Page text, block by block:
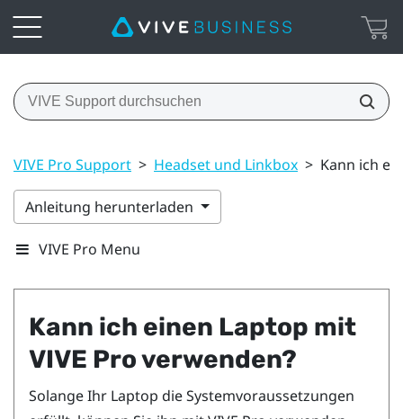
VIVE Pro Support > Headset und Linkbox > Kann ich
Anleitung herunterladen
VIVE Pro Menu
Kann ich einen Laptop mit
VIVE Proverwenden?
Solange Ihr Laptop die Systemvoraussetzungen